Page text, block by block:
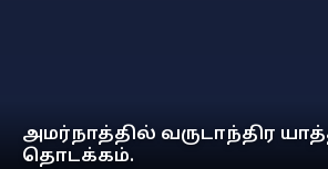
அமர்நாத்தில் வருடாந்திர
தொடக்கம்.